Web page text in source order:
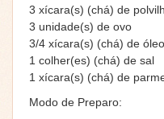
3 xícara(s) (chá) de
3 unidade(s) de ovo
3/4 xícara(s) (chá) de
1 colher(es) (chá) de sal
1 xícara(s) (chá) de
Modo de Preparo: